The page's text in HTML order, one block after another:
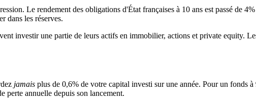
Le rendement des obligations d'État françaises à 10 ans est passé de
dans les réserves.
investir une partie de leurs actifs en immobilier, actions et private equity.
jamais plus de 0,6% de votre capital investi sur une année. Pour un fonds à
perte annuelle depuis son lancement.